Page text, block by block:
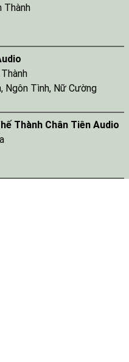
Thành
, Ngôn Tình, Nữ Cường
Thành Chân Tiên Audio